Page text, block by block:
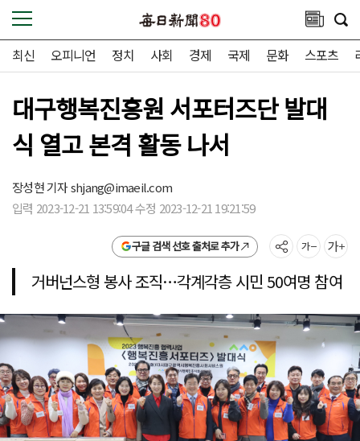
최신 오피니언 정치 사회 경제 국제 문화 스포츠
대구행복진흥원 서포터즈단 발대
식 열고 본격 활동 나서
장성현 기자shjang@imaeil.com
입력 2023-12-21 13:59:04 수정 2023-12-21 19:21:59
구글 검색 선호 출처로 추가
거버넌스형 봉사 조직…각계각층 시민 50여명 참여